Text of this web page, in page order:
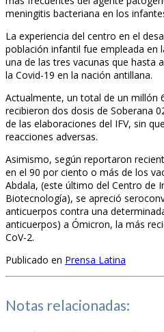
meningitis bacteriana en los
La experiencia del centro en el
población infantil fue empleada en
una de las tres vacunas que hasta
la Covid-19 en la nación antillana.
Actualmente, un total de un millón
recibieron dos dosis de Soberana
de las elaboraciones del IFV, sin
reacciones adversas.
Asimismo, según reportaron
en el 90 por ciento o más de los
Abdala, (este último del Centro de
Biotecnología), se apreció
anticuerpos contra una
anticuerpos) a Ómicron, la más
CoV-2.
Publicado en Prensa Latina
Notas relacionadas: